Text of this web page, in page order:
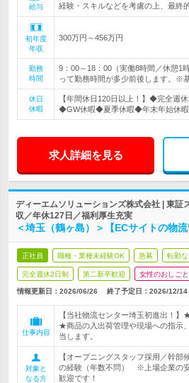
給与
経験・スキルなどを考慮の上、最終
初年度
年収
300万円～456万円
勤務
時間
9：00～18：00（実働8時間／休憩1
って勤務時間が多少前後します。※
休日
休暇
【年間休日120日以上！】◆完全週
◆GW休暇◆夏季休暇◆年末年始休
求人詳細を見る
ディーエムソリューションズ株式会社 | 東証
収／年休127日／福利厚生充実
＜埼玉（鶴ヶ島）＞【ECサイトの物
正社員 職種・業種未経験OK 急募 転勤な
完全週休2日制 第二新卒歓迎 女性のおしご
情報更新日：2026/06/26 終了予定日： 2026/12/14
仕事内容
【当社物流センター埼玉初進出！
★商品の入出荷管理や現場への指示
当します。
対象と
なる方
【オープニングスタッフ採用／幹
の経験（年数不問） ※上場企業の
歓迎です！